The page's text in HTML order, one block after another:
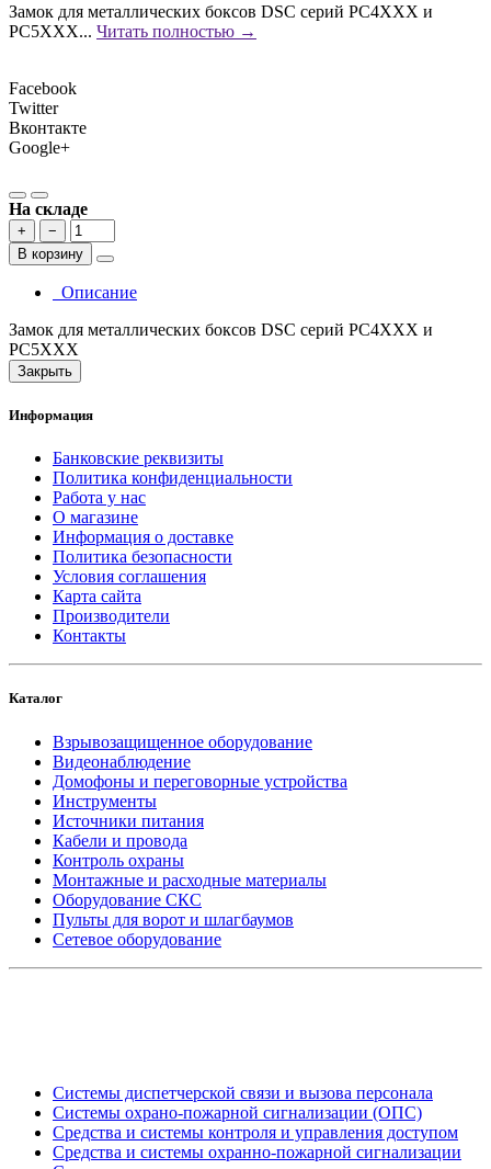
Замок для металлических боксов DSC серий PC4ХХХ и
PC5ХХХ... Читать полностью →
Facebook
Twitter
Вконтакте
Google+
На складе
+
−
В корзину
Описание
Замок для металлических боксов DSC серий PC4ХХХ и
PC5ХХХ
Закрыть
Информация
Банковские реквизиты
Политика конфиденциальности
Работа у нас
О магазине
Информация о доставке
Политика безопасности
Условия соглашения
Карта сайта
Производители
Контакты
Каталог
Взрывозащищенное оборудование
Видеонаблюдение
Домофоны и переговорные устройства
Инструменты
Источники питания
Кабели и провода
Контроль охраны
Монтажные и расходные материалы
Оборудование СКС
Пульты для ворот и шлагбаумов
Сетевое оборудование
Системы диспетчерской связи и вызова персонала
Системы охрано-пожарной сигнализации (ОПС)
Средства и системы контроля и управления доступом
Средства и системы охранно-пожарной сигнализации